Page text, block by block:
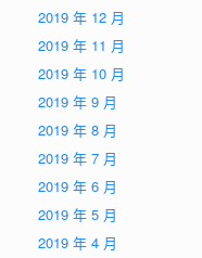
2019 年 12 月
2019 年 11 月
2019 年 10 月
2019 年 9 月
2019 年 8 月
2019 年 7 月
2019 年 6 月
2019 年 5 月
2019 年 4 月